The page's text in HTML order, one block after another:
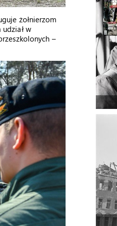
żołnierzom
w
–